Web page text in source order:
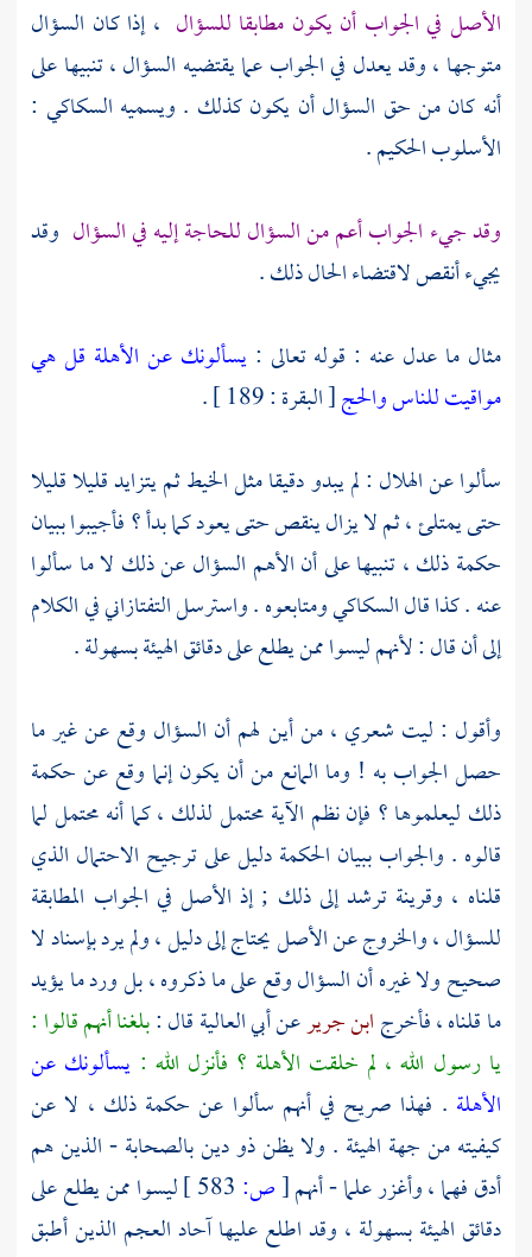
الأصل في الجواب أن يكون مطابقا للسؤال ، إذا كان السؤال
متوجها ، وقد يعدل في الجواب عما يقتضيه السؤال ، تنبيها على
أنه كان من حق السؤال أن يكون كذلك . ويسميه السكاكي :
الأسلوب الحكيم .
وقد جيء الجواب أعم من السؤال للحاجة إليه في السؤال وقد
يجيء أنقص لاقتضاء الحال ذلك .
مثال ما عدل عنه : قوله تعالى :يسألونك عن الأهلة قل هي
مواقيت للناس والحج[ البقرة : 189 ] .
سألوا عن الهلال : لم يبدو دقيقا مثل الخيط ثم يتزايد قليلا قليلا
حتى يمتلئ ، ثم لا يزال ينقص حتى يعود كما بدأ ؟ فأجيبوا ببيان
حكمة ذلك ، تنبيها على أن الأهم السؤال عن ذلك لا ما سألوا
عنه . كذا قالالسكاكيومتابعوه . واسترسلالتفتازانيفي الكلام
إلى أن قال : لأنهم ليسوا ممن يطلع على دقائق الهيئة بسهولة .
وأقول : ليت شعري ، من أين لهم أن السؤال وقع عن غير ما
حصل الجواب به ! وما المانع من أن يكون إنما وقع عن حكمة
ذلك ليعلموها ؟ فإن نظم الآية محتمل لذلك ، كما أنه محتمل لما
قالوه . والجواب ببيان الحكمة دليل على ترجيح الاحتمال الذي
قلناه ، وقرينة ترشد إلى ذلك ; إذ الأصل في الجواب المطابقة
للسؤال ، والخروج عن الأصل يحتاج إلى دليل ، ولم يرد بإسناد لا
صحيح ولا غيره أن السؤال وقع على ما ذكروه ، بل ورد ما يؤيد
ما قلناه ، فأخرجابن جريرعنأبي العاليةقال :بلغنا أنهم قالوا :
يا رسول الله ، لم خلقت الأهلة ؟ فأنزل الله : يسألونك عن
الأهلة . فهذا صريح في أنهم سألوا عن حكمة ذلك ، لا عن
كيفيته من جهة الهيئة . ولا يظن ذو دين بالصحابة - الذين هم
أدق فهما ، وأغزر علما - أنهم[ص:
ليسوا ممن يطلع على
دقائق الهيئة بسهولة ، وقد اطلع عليها آحاد العجم الذين أطبق